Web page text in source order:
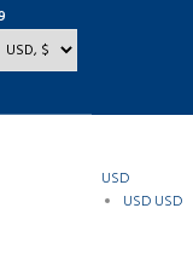
USD
USD USD